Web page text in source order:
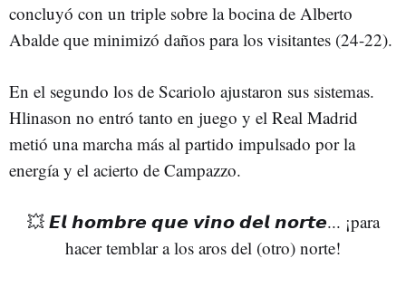
concluyó con un triple sobre la bocina de Alberto
Abalde que minimizó daños para los visitantes (24-22).
En el segundo los de Scariolo ajustaron sus sistemas.
Hlinason no entró tanto en juego y el Real Madrid
metió una marcha más al partido impulsado por la
energía y el acierto de Campazzo.
💥 𝙀𝙡 𝙝𝙤𝙢𝙗𝙧𝙚 𝙦𝙪𝙚 𝙫𝙞𝙣𝙤 𝙙𝙚𝙡 𝙣𝙤𝙧𝙩𝙚... ¡para
hacer temblar a los aros del (otro) norte!